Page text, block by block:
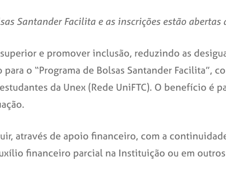
Santander Facilita e as inscrições estão
e promover inclusão, reduzindo as
o “Programa de Bolsas Santander Facilita”,
da Unex (Rede UniFTC). O benefício é
através de apoio financeiro, com a
financeiro parcial na Instituição ou em